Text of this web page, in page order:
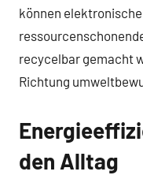
können
recycelbar gemacht
Richtung
den Alltag